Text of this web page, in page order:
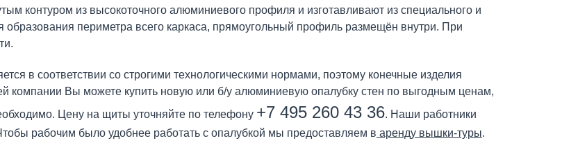
контуром из высокоточного алюминиевого профиля и изготавливают из специального и
периметра всего каркаса, прямоугольный профиль размещён внутри. При
в соответствии со строгими технологическими нормами, поэтому конечные изделия
компании Вы можете купить новую или б/у алюминиевую опалубку стен по выгодным ценам,
Цену на щиты уточняйте по телефону +7 495 260 43 36. Наши работники
рабочим было удобнее работать с опалубкой мы предоставляем в аренду вышки-туры.